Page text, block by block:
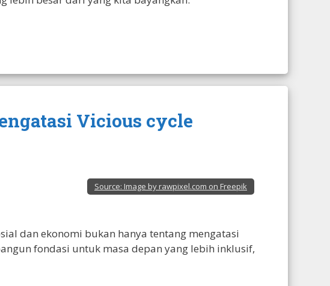
Vicious cycle
Source: Image by rawpixel.com on Freepik
dan ekonomi bukan hanya tentang mengatasi
fondasi untuk masa depan yang lebih inklusif,